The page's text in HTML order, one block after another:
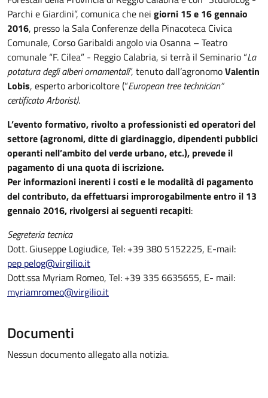
Parchi e Giardini”, comunica che nei giorni 15 e 16 gennaio
2016, presso la Sala Conferenze della Pinacoteca Civica
Comunale, Corso Garibaldi angolo via Osanna – Teatro
comunale “F. Cilea” - Reggio Calabria, si terrà il Seminario “La
potatura degli alberi ornamentali”, tenuto dall’agronomoValentin
Lobis, esperto arboricoltore (“European tree technician”
certificato Arborist).
L’evento formativo, rivolto a professionisti ed operatori del
settore (agronomi, ditte di giardinaggio, dipendenti pubblici
operanti nell’ambito del verde urbano, etc.), prevede il
pagamento di una quota di iscrizione.
Per informazioni inerenti i costi e le modalità di pagamento
del contributo, da effettuarsi improrogabilmente entro il 13
gennaio 2016, rivolgersi ai seguenti recapiti:
Segreteria tecnica
Dott. Giuseppe Logiudice, Tel: +39 380 5152225, E-mail:
pep pelog@virgilio.it
Dott.ssa Myriam Romeo, Tel: +39 335 6635655, E- mail:
myriamromeo@virgilio.it
Documenti
Nessun documento allegato alla notizia.